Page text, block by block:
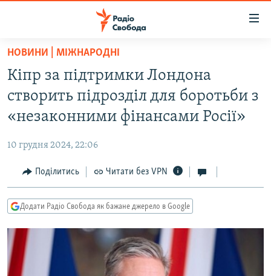
Перейти
основного
матеріалу
Перейти
до
основної
навігації
Перейти
до
пошуку
ВСЕ ЗА ДОБУ
СТАТТІ
ЕКОНОМІКА
СУСПІЛЬСТВО
УКРАЇНА
СВІТ
РОСІЙСЬКА «ФІЛЬТРАЦІЯ»
ДОНБАС.РЕАЛІЇ
ТИ ЯК?
СХЕМИ
КИТАЙ.ВИКЛИКИ
НОВИНИ | МІЖНАРОДНІ
Кіпр за підтримки Лондона
створить підрозділ для боротьби з
«незаконними фінансами Росії»
10 грудня 2024, 22:06
Поділитись Читати без VPN
Додати Радіо Свобода як бажане джерело в Google